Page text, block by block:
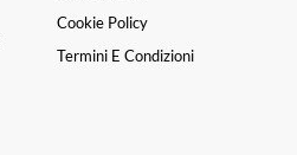
Cookie Policy
Termini E Condizioni